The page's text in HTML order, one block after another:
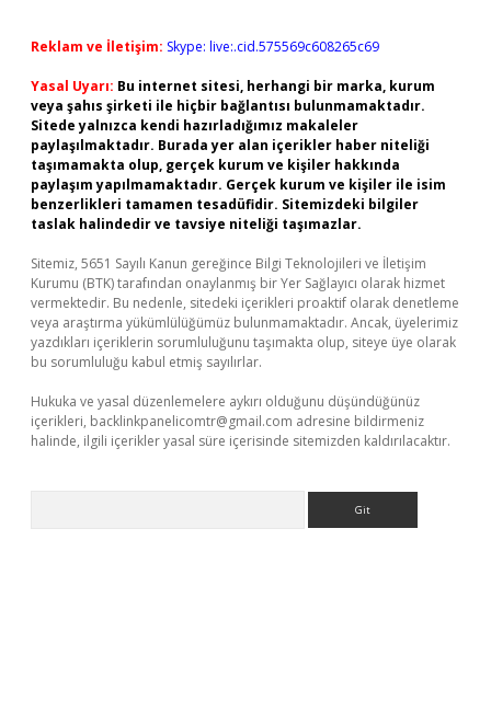
Reklam ve İletişim: Skype: live:.cid.575569c608265c69
Yasal Uyarı: Bu internet sitesi, herhangi bir marka, kurum
veya şahıs şirketi ile hiçbir bağlantısı bulunmamaktadır.
Sitede yalnızca kendi hazırladığımız makaleler
paylaşılmaktadır. Burada yer alan içerikler haber niteliği
taşımamakta olup, gerçek kurum ve kişiler hakkında
paylaşım yapılmamaktadır. Gerçek kurum ve kişiler ile isim
benzerlikleri tamamen tesadüfidir. Sitemizdeki bilgiler
taslak halindedir ve tavsiye niteliği taşımazlar.
Sitemiz, 5651 Sayılı Kanun gereğince Bilgi Teknolojileri ve İletişim
Kurumu (BTK) tarafından onaylanmış bir Yer Sağlayıcı olarak hizmet
vermektedir. Bu nedenle, sitedeki içerikleri proaktif olarak denetleme
veya araştırma yükümlülüğümüz bulunmamaktadır. Ancak, üyelerimiz
yazdıkları içeriklerin sorumluluğunu taşımakta olup, siteye üye olarak
bu sorumluluğu kabul etmiş sayılırlar.
Hukuka ve yasal düzenlemelere aykırı olduğunu düşündüğünüz
içerikleri, backlinkpanelicomtr@gmail.com adresine bildirmeniz
halinde, ilgili içerikler yasal süre içerisinde sitemizden kaldırılacaktır.